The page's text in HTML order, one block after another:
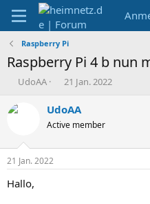
Raspberry Pi
Raspberry Pi 4 b nun
E
s
e
r
UdoAA
E
s
e
t
21 Jan. 2022
UdoAA
Active member
21 Jan. 2022
Hallo,